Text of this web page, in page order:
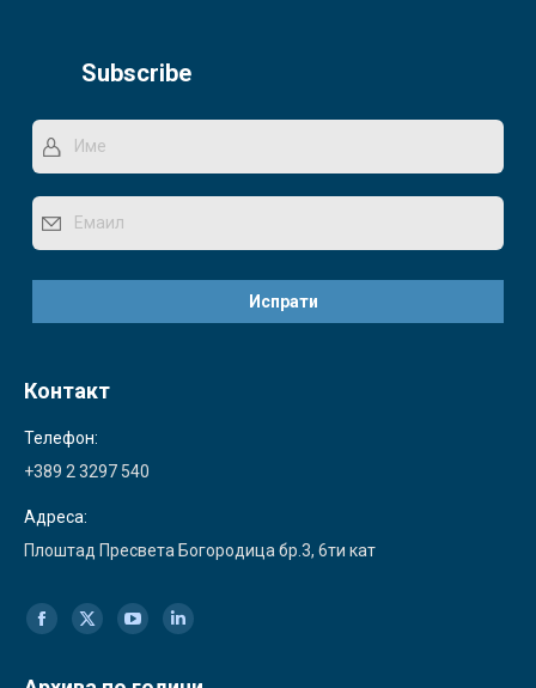
Subscribe
Контакт
Телефон:
+389 2 3297 540
Адреса:
Плоштад Пресвета Богородица бр.3, 6ти кат
Find us on:
Facebook
page
X
page
YouTube
page
Linkedin
page